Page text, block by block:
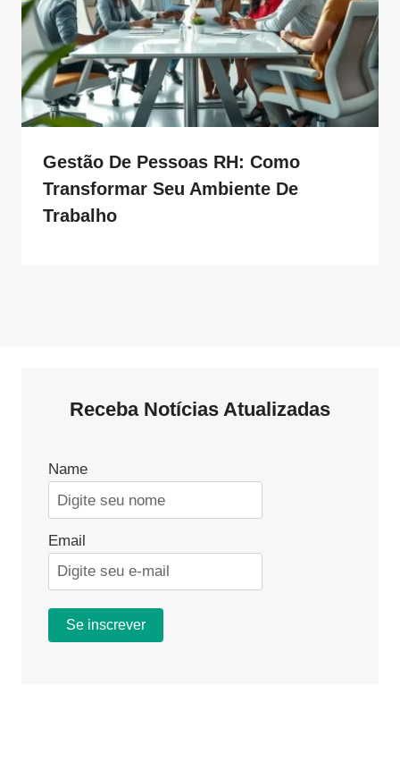
Gestão De Pessoas RH: Como
Transformar Seu Ambiente De
Trabalho
Receba Notícias Atualizadas
Name
Email